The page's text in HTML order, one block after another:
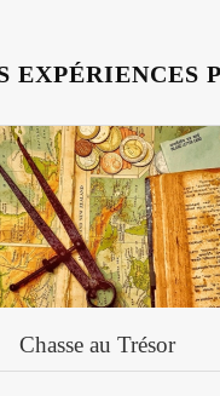
EXPÉRIENCES
Chasse au Trésor